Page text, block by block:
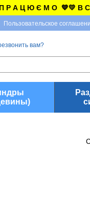
Р А Ц Ю Є М О 💙💛 В
Пользовательское
вам?